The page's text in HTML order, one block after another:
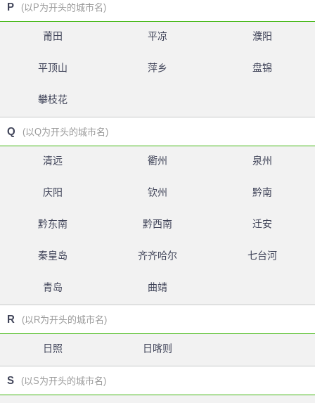
P (以P为开头的城市名)
莆田 平凉 濮阳
平顶山 萍乡 盘锦
攀枝花
Q (以Q为开头的城市名)
清远 衢州 泉州
庆阳 钦州 黔南
黔东南 黔西南 迁安
秦皇岛 齐齐哈尔 七台河
青岛 曲靖
R (以R为开头的城市名)
日照 日喀则
S (以S为开头的城市名)